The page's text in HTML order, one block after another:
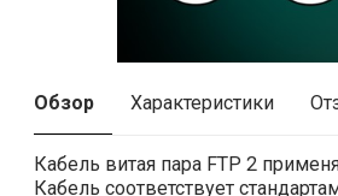
Обзор Характеристики
Кабель витая пара FTP 2
Кабель соответствует